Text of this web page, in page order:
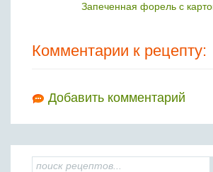
Запеченная форель с
Комментарии к рецепту:
Добавить комментарий